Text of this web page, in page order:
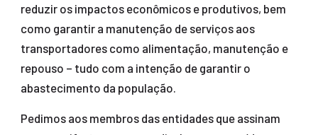
reduzir os impactos econômicos e produtivos, bem
como garantir a manutenção de serviços aos
transportadores como alimentação, manutenção e
repouso – tudo com a intenção de garantir o
abastecimento da população.
Pedimos aos membros das entidades que assinam